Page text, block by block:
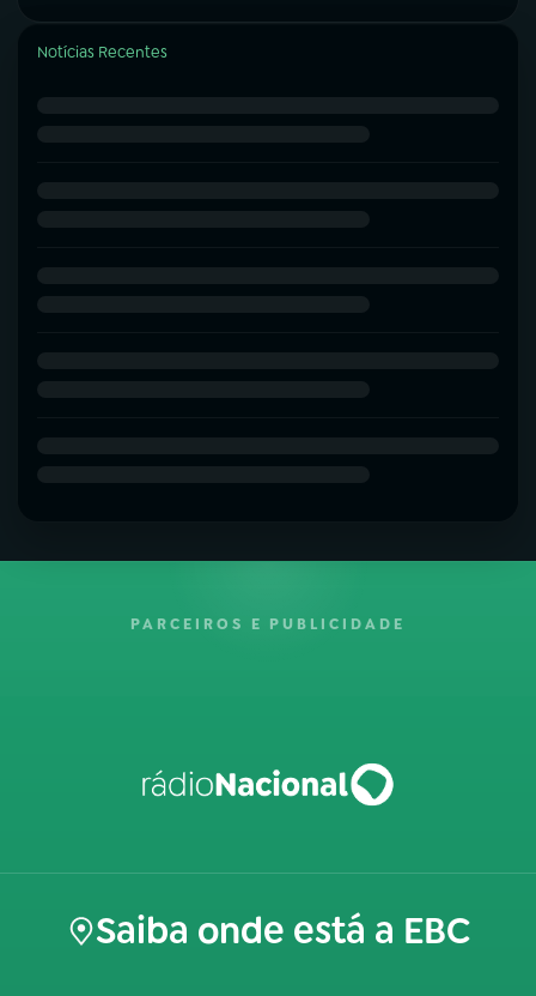
Notícias Recentes
PARCEIROS E PUBLICIDADE
Saiba onde está a EBC